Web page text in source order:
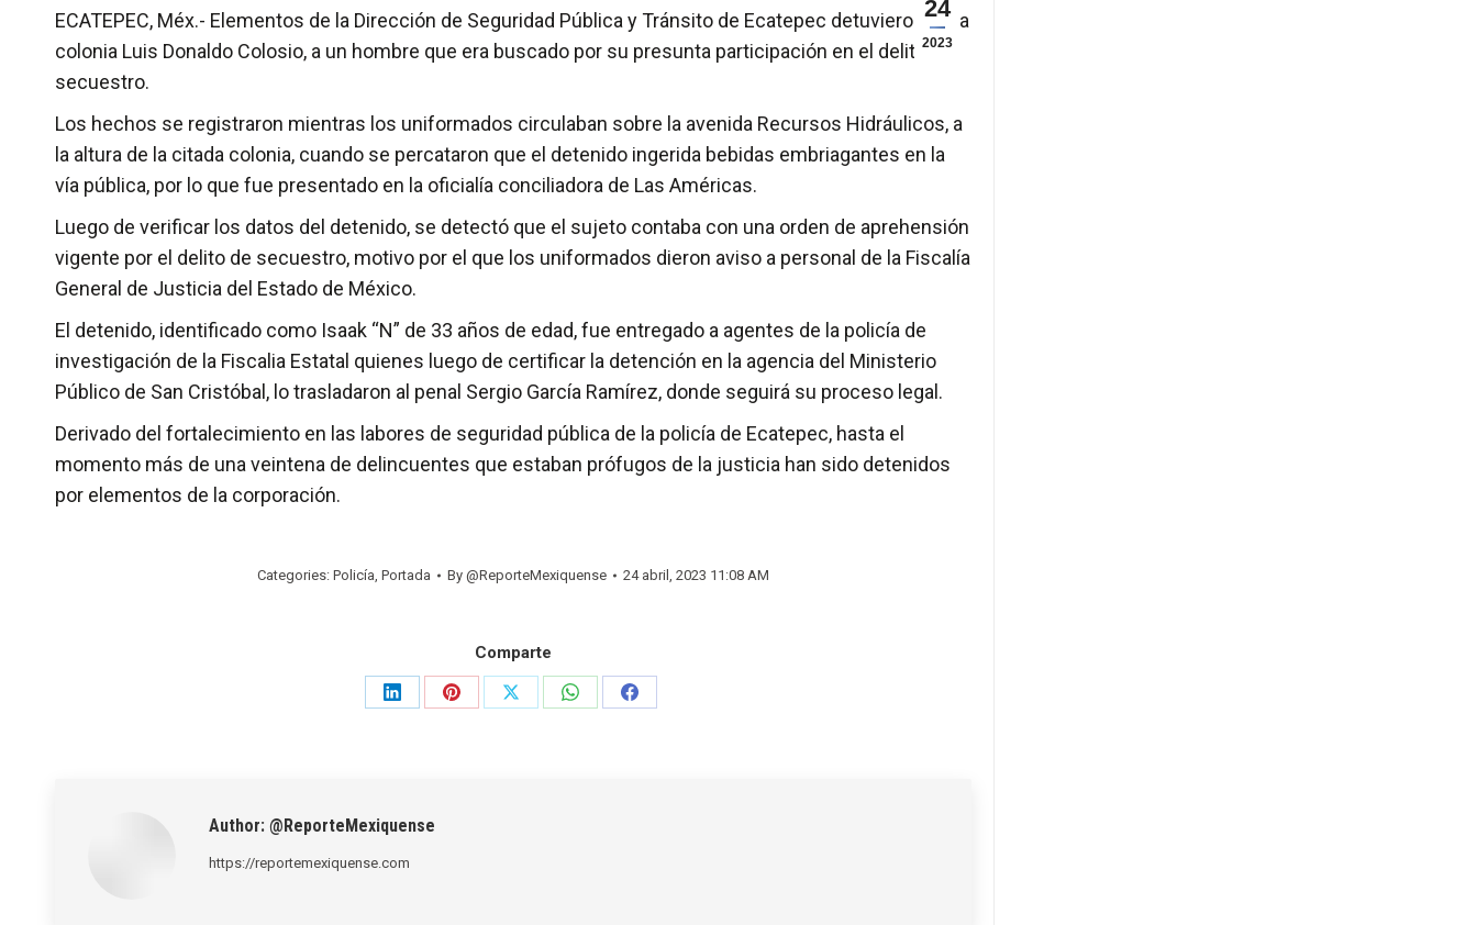
24
2023
ECATEPEC, Méx.- Elementos de la Dirección de Seguridad Pública y Tránsito de Ecatepec detuvieron en la
colonia Luis Donaldo Colosio, a un hombre que era buscado por su presunta participación en el delito de
secuestro.
Los hechos se registraron mientras los uniformados circulaban sobre la avenida Recursos Hidráulicos, a
la altura de la citada colonia, cuando se percataron que el detenido ingerida bebidas embriagantes en la
vía pública, por lo que fue presentado en la oficialía conciliadora de Las Américas.
Luego de verificar los datos del detenido, se detectó que el sujeto contaba con una orden de aprehensión
vigente por el delito de secuestro, motivo por el que los uniformados dieron aviso a personal de la Fiscalía
General de Justicia del Estado de México.
El detenido, identificado como Isaak “N” de 33 años de edad, fue entregado a agentes de la policía de
investigación de la Fiscalia Estatal quienes luego de certificar la detención en la agencia del Ministerio
Público de San Cristóbal, lo trasladaron al penal Sergio García Ramírez, donde seguirá su proceso legal.
Derivado del fortalecimiento en las labores de seguridad pública de la policía de Ecatepec, hasta el
momento más de una veintena de delincuentes que estaban prófugos de la justicia han sido detenidos
por elementos de la corporación.
Categories: Policía, Portada By @ReporteMexiquense 24 abril, 2023 11:08 AM
Comparte
Share
Share
Share
Share
Share
Author: @ReporteMexiquense
https://reportemexiquense.com